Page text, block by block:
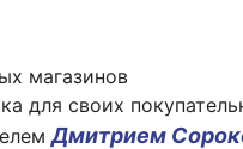
магазинов
для своих
Дмитрием